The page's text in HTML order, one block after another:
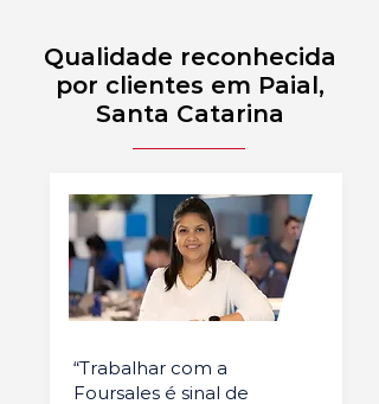
Qualidade reconhecida
por clientes em Paial,
Santa Catarina
“Trabalhar com a
Foursales é sinal de